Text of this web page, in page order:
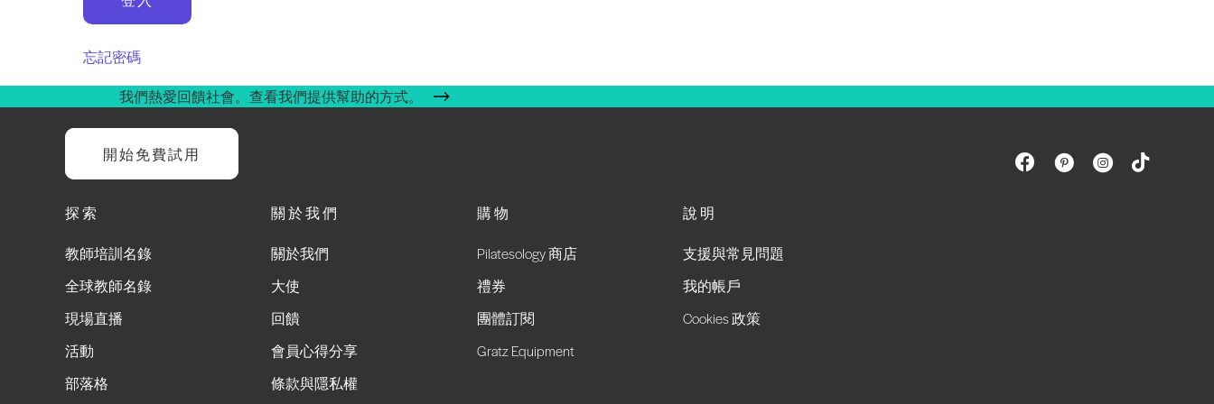
忘記密碼
我們熱愛回饋社會。查看我們提供幫助的方式。
開始免費試用
探索
教師培訓名錄
全球教師名錄
現場直播
活動
部落格
關於我們
關於我們
大使
回饋
會員心得分享
條款與隱私權
購物
Pilatesology 商店
禮券
團體訂閱
Gratz Equipment
說明
支援與常見問題
我的帳戶
Cookies 政策